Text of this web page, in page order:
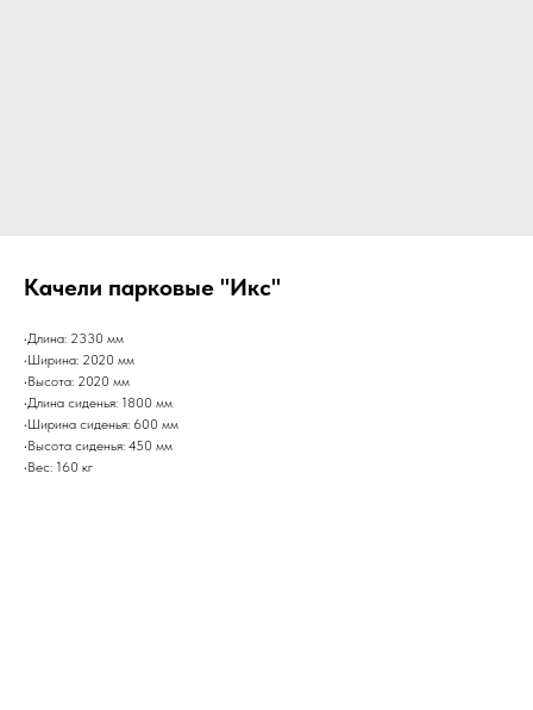
Качели парковые "Икс"
•Длина: 2330 мм
•Ширина: 2020 мм
•Высота: 2020 мм
•Длина сиденья: 1800 мм
•Ширина сиденья: 600 мм
•Высота сиденья: 450 мм
•Вес: 160 кг